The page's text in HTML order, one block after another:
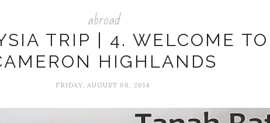
abroad
TRIP | 4. WELCOME TO
HIGHLANDS
FRIDAY, AUGUST 08, 2014